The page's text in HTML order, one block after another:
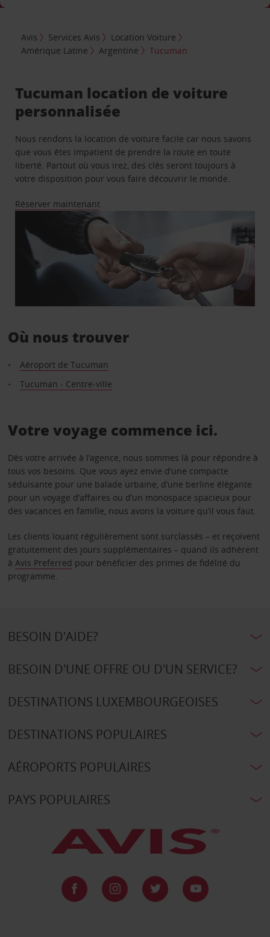
Avis Services Avis
Location Voiture
Amérique Latine
Argentine Tucuman
Tucuman location de voiture
personnalisée
Nous rendons la location de voiture facile car nous savons
que vous êtes impatient de prendre la route en toute
liberté. Partout où vous irez, des clés seront toujours à
votre disposition pour vous faire découvrir le monde.
Réserver maintenant
Où nous trouver
Aéroport de Tucuman
Tucuman - Centre-ville
Votre voyage commence ici.
Dès votre arrivée à l’agence, nous sommes là pour répondre à
tous vos besoins. Que vous ayez envie d’une compacte
séduisante pour une balade urbaine, d’une berline élégante
pour un voyage d’affaires ou d’un monospace spacieux pour
des vacances en famille, nous avons la voiture qu’il vous faut.
Les clients louant régulièrement sont surclassés – et reçoivent
gratuitement des jours supplémentaires – quand ils adhèrent
à Avis Preferred pour bénéficier des primes de fidélité du
programme.
BESOIN D'AIDE?
BESOIN D'UNE OFFRE OU D'UN SERVICE?
DESTINATIONS LUXEMBOURGEOISES
DESTINATIONS POPULAIRES
AÉROPORTS POPULAIRES
PAYS POPULAIRES